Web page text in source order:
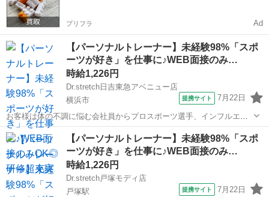
プリフラ Ad
【パーソナルトレーナー】未経験98%「スポ
ーツが好き」を仕事に♪WEB面接のみ…
時給1,226円
Dr.stretch日吉東急アベニュー店
横浜市
提携サイト 7月22日
お客様は体の不調に悩む会社員からプロスポーツ選手、インフルエン
サーなど様々！ ストレッチを通して肩こりや腰痛などの悩みを改善し
たり ボディメイクやコンディショニングを行います！ <お仕事の流れ
> ▼受付 ▼ヒアリングシート...
神奈川 横浜市 エステ
【パーソナルトレーナー】未経験98%「スポ
ーツが好き」を仕事に♪WEB面接のみ…
時給1,226円
Dr.stretch戸塚モディ店
戸塚駅
提携サイト 7月22日